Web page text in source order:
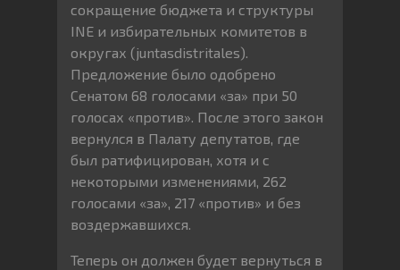
сокращение бюджета и структуры
INE и избирательных комитетов в
округах (juntasdistritales).
Предложение было одобрено
Сенатом 68 голосами «за» при 50
голосах «против». После этого закон
вернулся в Палату депутатов, где
был ратифицирован, хотя и с
некоторыми изменениями, 262
голосами «за», 217 «против» и без
воздержавшихся.
Теперь он должен будет вернуться в